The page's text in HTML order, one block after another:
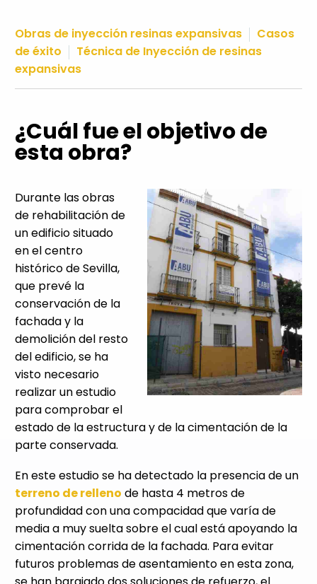
Obras de inyección resinas expansivas
Casos
de éxito
Técnica de Inyección de resinas
expansivas
¿Cuál fue el objetivo de
esta obra?
Durante las obras
de rehabilitación de
un edificio situado
en el centro
histórico de Sevilla,
que prevé la
conservación de la
fachada y la
demolición del resto
del edificio, se ha
visto necesario
realizar un estudio
para comprobar el
estado de la estructura y de la cimentación de la
parte conservada.
En este estudio se ha detectado la presencia de un
terreno de relleno de hasta 4 metros de
profundidad con una compacidad que varía de
media a muy suelta sobre el cual está apoyando la
cimentación corrida de la fachada. Para evitar
futuros problemas de asentamiento en esta zona,